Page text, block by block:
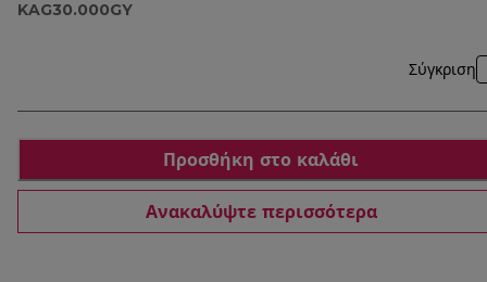
KAG30.000GY
Σύγκριση
Προσθήκη στο καλάθι
Ανακαλύψτε περισσότερα